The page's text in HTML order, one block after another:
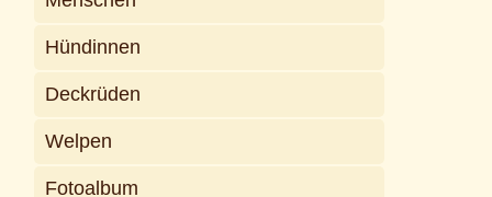
Hündinnen
Deckrüden
Welpen
Fotoalbum